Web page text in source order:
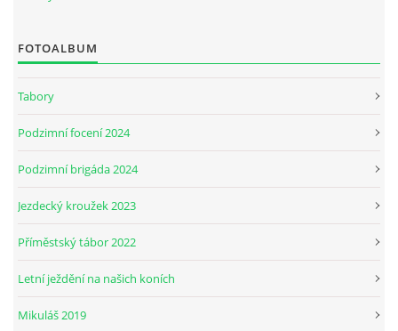
JARNÍ BRIGÁDA SE ODKLÁDÁ.
PÁTEČNÍ KROUŽEK " ŠKOLA JEZDECTVÍ " BUDE ZAHÁJEN
ČLENOVÉ JK CABALLERO Z RYCHVALDU
PODZIMNÍ BRIGÁDA 4.10.2025
FOTOALBUM
Tabory
Podzimní focení 2024
Podzimní brigáda 2024
Jezdecký kroužek 2023
Příměstský tábor 2022
Letní ježdění na našich koních
Mikuláš 2019